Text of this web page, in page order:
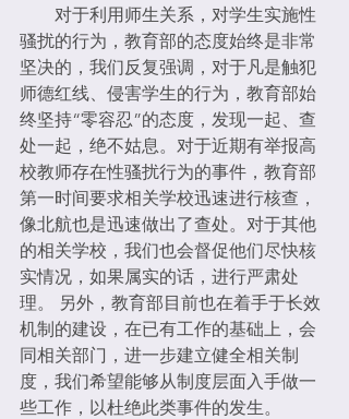
对于利用师生关系，对学生实施性
骚扰的行为，教育部的态度始终是非常
坚决的，我们反复强调，对于凡是触犯
师德红线、侵害学生的行为，教育部始
终坚持“零容忍”的态度，发现一起、查
处一起，绝不姑息。对于近期有举报高
校教师存在性骚扰行为的事件，教育部
第一时间要求相关学校迅速进行核查，
像北航也是迅速做出了查处。对于其他
的相关学校，我们也会督促他们尽快核
实情况，如果属实的话，进行严肃处
理。 另外，教育部目前也在着手于长效
机制的建设，在已有工作的基础上，会
同相关部门，进一步建立健全相关制
度，我们希望能够从制度层面入手做一
些工作，以杜绝此类事件的发生。